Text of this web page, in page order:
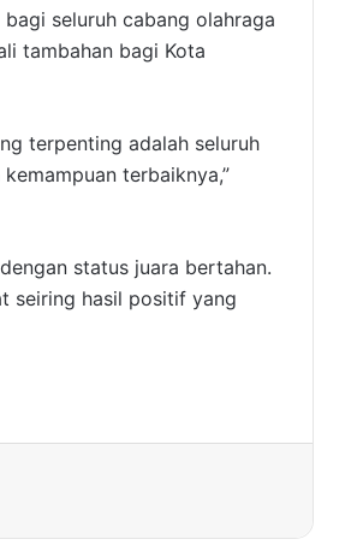
seluruh cabang olahraga
tambahan bagi Kota
terpenting adalah seluruh
terbaiknya,”
status juara bertahan.
seiring hasil positif yang